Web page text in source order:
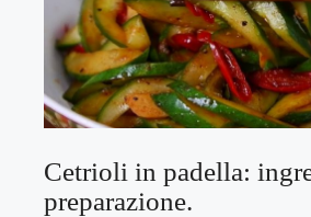
Cetrioli in padella:
preparazione.